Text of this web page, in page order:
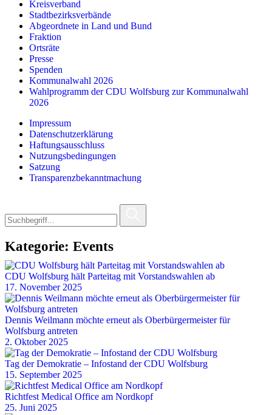
Kreisverband
Stadtbezirksverbände
Abgeordnete in Land und Bund
Fraktion
Ortsräte
Presse
Spenden
Kommunalwahl 2026
Wahlprogramm der CDU Wolfsburg zur Kommunalwahl
2026
Impressum
Datenschutzerklärung
Haftungsausschluss
Nutzungsbedingungen
Satzung
Transparenzbekanntmachung
Kategorie: Events
CDU Wolfsburg hält Parteitag mit Vorstandswahlen ab
17. November 2025
Dennis Weilmann möchte erneut als Oberbürgermeister für
Wolfsburg antreten
2. Oktober 2025
Tag der Demokratie – Infostand der CDU Wolfsburg
15. September 2025
Richtfest Medical Office am Nordkopf
25. Juni 2025